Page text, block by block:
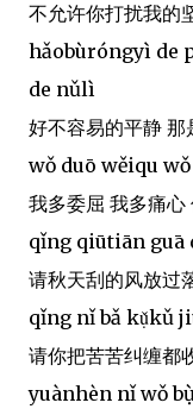
不允许你打扰我的
hǎobùróngyì de
de nǔlì
好不容易的平静 那
wǒ duō wěiqu
我多委屈 我多痛心
qǐng qiūtiān guā
请秋天刮的风放过
qǐng nǐ bǎ kụ̌kǔ
请你把苦苦纠缠都
yuànhèn nǐ wǒ